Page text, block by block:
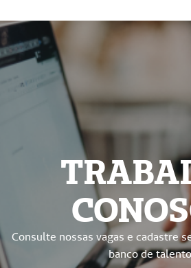
Consulte nossas vagas e cadastre
banco de